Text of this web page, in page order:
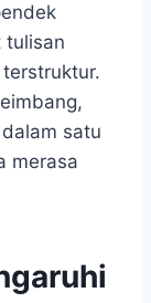
tulisan
satu
merasa